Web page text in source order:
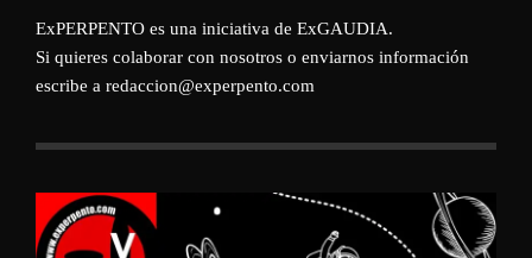
ExPERPENTO es una iniciativa de ExGAUDIA.
Si quieres colaborar con nosotros o enviarnos información
escribe a redaccion@experpento.com